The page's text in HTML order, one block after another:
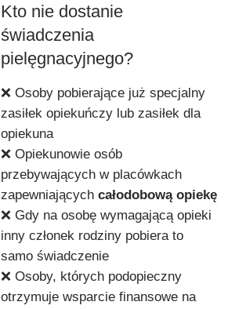
Kto nie dostanie
świadczenia
pielęgnacyjnego?
❌ Osoby pobierające już specjalny
zasiłek opiekuńczy lub zasiłek dla
opiekuna
❌ Opiekunowie osób
przebywających w placówkach
zapewniających całodobową opiekę
❌ Gdy na osobę wymagającą opieki
inny członek rodziny pobiera to
samo świadczenie
❌ Osoby, których podopieczny
otrzymuje wsparcie finansowe na